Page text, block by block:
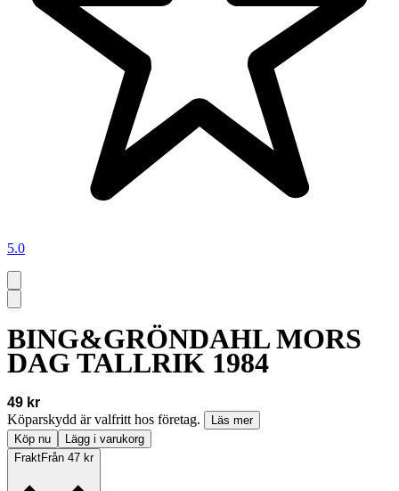
5.0
BING&GRÖNDAHL MORS
DAG TALLRIK 1984
49 kr
Köparskydd är valfritt hos företag.
Läs mer
Köp nu
Lägg i varukorg
FraktFrån 47 kr